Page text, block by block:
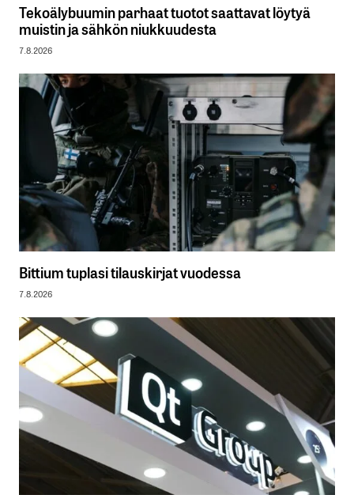
Tekoälybuumin parhaat tuotot saattavat löytyä
muistin ja sähkön niukkuudesta
7.8.2026
Bittium tuplasi tilauskirjat vuodessa
7.8.2026